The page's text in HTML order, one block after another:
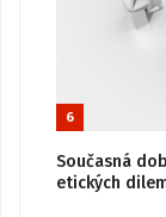
6
Současná
etických